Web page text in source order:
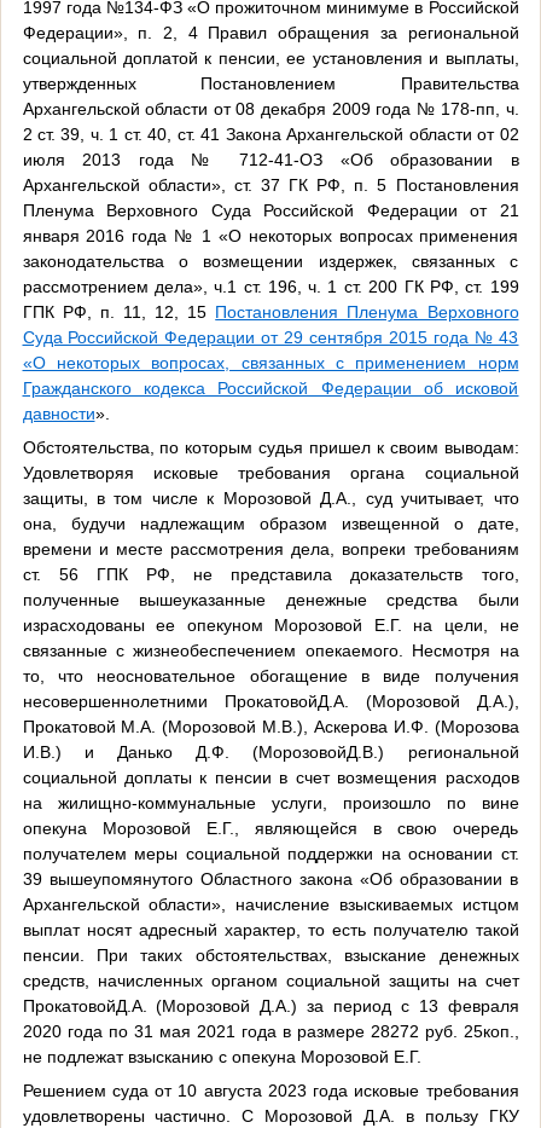
1997 года №134-ФЗ «О прожиточном минимуме в Российской
Федерации», п. 2, 4 Правил обращения за региональной
социальной доплатой к пенсии, ее установления и выплаты,
утвержденных Постановлением Правительства
Архангельской области от 08 декабря 2009 года № 178-пп, ч.
2 ст. 39, ч. 1 ст. 40, ст. 41 Закона Архангельской области от 02
июля 2013 года № 712-41-ОЗ «Об образовании в
Архангельской области», ст. 37 ГК РФ, п. 5 Постановления
Пленума Верховного Суда Российской Федерации от 21
января 2016 года № 1 «О некоторых вопросах применения
законодательства о возмещении издержек, связанных с
рассмотрением дела», ч.1 ст. 196, ч. 1 ст. 200 ГК РФ, ст. 199
ГПК РФ, п. 11, 12, 15 Постановления Пленума Верховного
Суда Российской Федерации от 29 сентября 2015 года № 43
«О некоторых вопросах, связанных с применением норм
Гражданского кодекса Российской Федерации об исковой
давности».
Обстоятельства, по которым судья пришел к своим выводам:
Удовлетворяя исковые требования органа социальной
защиты, в том числе к Морозовой Д.А., суд учитывает, что
она, будучи надлежащим образом извещенной о дате,
времени и месте рассмотрения дела, вопреки требованиям
ст. 56 ГПК РФ, не представила доказательств того,
полученные вышеуказанные денежные средства были
израсходованы ее опекуном Морозовой Е.Г. на цели, не
связанные с жизнеобеспечением опекаемого. Несмотря на
то, что неосновательное обогащение в виде получения
несовершеннолетними ПрокатовойД.А. (Морозовой Д.А.),
Прокатовой М.А. (Морозовой М.В.), Аскерова И.Ф. (Морозова
И.В.) и Данько Д.Ф. (МорозовойД.В.) региональной
социальной доплаты к пенсии в счет возмещения расходов
на жилищно-коммунальные услуги, произошло по вине
опекуна Морозовой Е.Г., являющейся в свою очередь
получателем меры социальной поддержки на основании ст.
39 вышеупомянутого Областного закона «Об образовании в
Архангельской области», начисление взыскиваемых истцом
выплат носят адресный характер, то есть получателю такой
пенсии. При таких обстоятельствах, взыскание денежных
средств, начисленных органом социальной защиты на счет
ПрокатовойД.А. (Морозовой Д.А.) за период с 13 февраля
2020 года по 31 мая 2021 года в размере 28272 руб. 25коп.,
не подлежат взысканию с опекуна Морозовой Е.Г.
Решением суда от 10 августа 2023 года исковые требования
удовлетворены частично. С Морозовой Д.А. в пользу ГКУ